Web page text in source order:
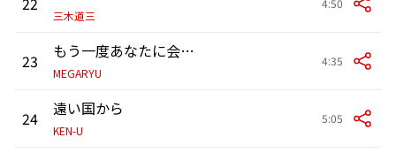
三木道三
23 もう一度あなたに会えたなら
MEGARYU
4:35
24 遠い国から
KEN-U
5:05